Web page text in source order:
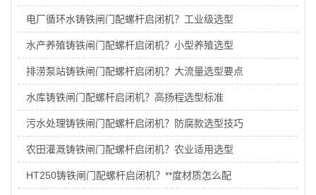
电厂循环水铸铁闸门配螺杆启闭机？工业级选型
水产养殖铸铁闸门配螺杆启闭机？小型养殖选型
排涝泵站铸铁闸门配螺杆启闭机？大流量选型要点
水库铸铁闸门配螺杆启闭机？高扬程选型标准
污水处理铸铁闸门配螺杆启闭机？防腐款选型技巧
农田灌溉铸铁闸门配螺杆启闭机？农业适用选型
HT250铸铁闸门配螺杆启闭机？**度材质怎么配